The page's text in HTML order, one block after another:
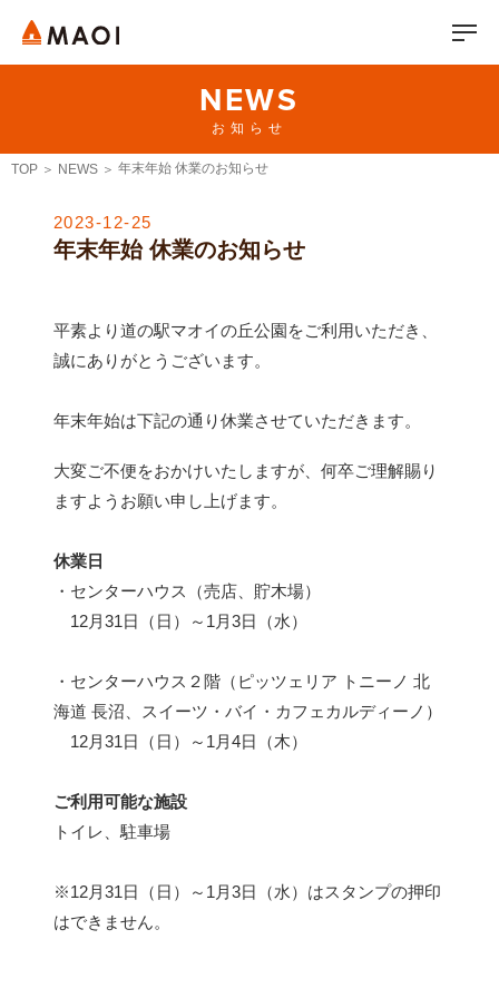
NEWS
お知らせ
TOP NEWS 年末年始 休業のお知らせ
2023-12-25
年末年始 休業のお知らせ
平素より道の駅マオイの丘公園をご利用いただき、
誠にありがとうございます。
年末年始は下記の通り休業させていただきます。
大変ご不便をおかけいたしますが、何卒ご理解賜り
ますようお願い申し上げます。
休業日
・センターハウス（売店、貯木場）
12月31日（日）～1月3日（水）
・センターハウス２階（ピッツェリア トニーノ 北
海道 長沼、スイーツ・バイ・カフェカルディーノ）
12月31日（日）～1月4日（木）
ご利用可能な施設
トイレ、駐車場
※12月31日（日）～1月3日（水）はスタンプの押印
はできません。